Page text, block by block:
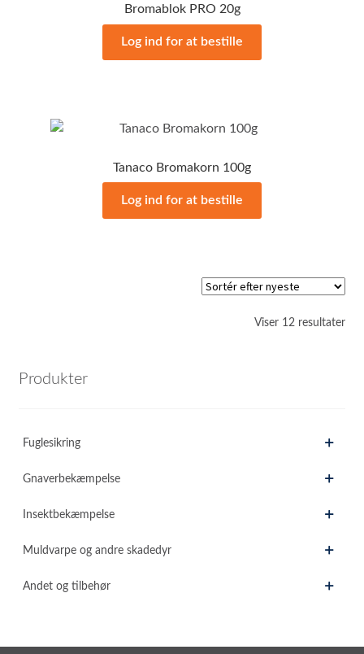
Bromablok PRO 20g
Log ind for at bestille
Tanaco Bromakorn 100g
Log ind for at bestille
Viser 12 resultater
Produkter
Fuglesikring
Gnaverbekæmpelse
Insektbekæmpelse
Muldvarpe og andre skadedyr
Andet og tilbehør